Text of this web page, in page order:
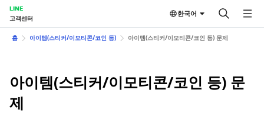
LINE
고객센터
한국어
홈 아이템(스티커/이모티콘/코인 등) 아이템(스티커/이모티콘/코인 등) 문제
아이템(스티커/이모티콘/코인 등) 문
제